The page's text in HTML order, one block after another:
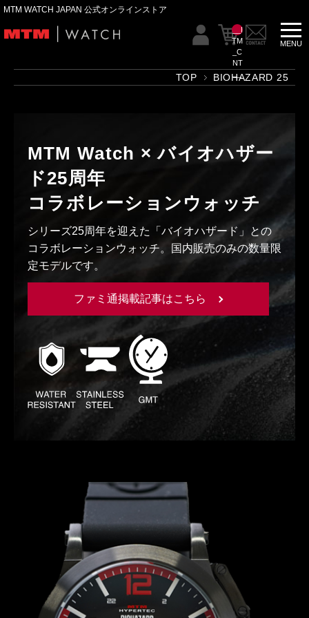
MTM WATCH JAPAN 公式オンラインストア
__I
TM
_C
NT
__
TOP BIOHAZARD 25
MTM Watch × バイオハザー
ド25周年
コラボレーションウォッチ
シリーズ25周年を迎えた「バイオハザード」との
コラボレーションウォッチ。国内販売のみの数量限
定モデルです。
ファミ通掲載記事はこちら